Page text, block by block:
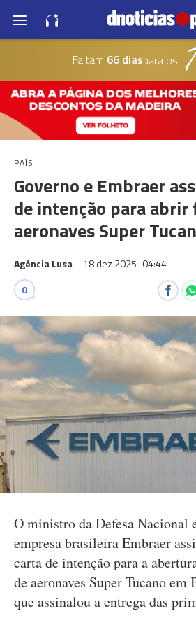
Faltam 66 diaspara os
PAÍS
Governo e Embraer
de intenção para abrir
aeronaves Super
Agência Lusa 18 dez 2025 04:44
0
O ministro da Defesa Nacional
empresa brasileira Embraer
carta de intenção para a
de aeronaves Super Tucano
que assinalou a entrega das